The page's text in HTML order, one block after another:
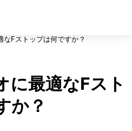
なFストップは何ですか？
に最適なFスト
か？